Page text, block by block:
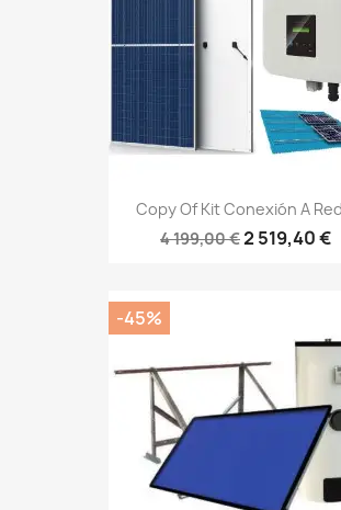
Copy Of Kit Conexión A
4 199,00 €2 519,40 €
-45%